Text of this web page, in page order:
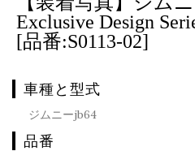
Exclusive Design
[品番:S0113-02]
車種と型式
ジムニーjb64
品番